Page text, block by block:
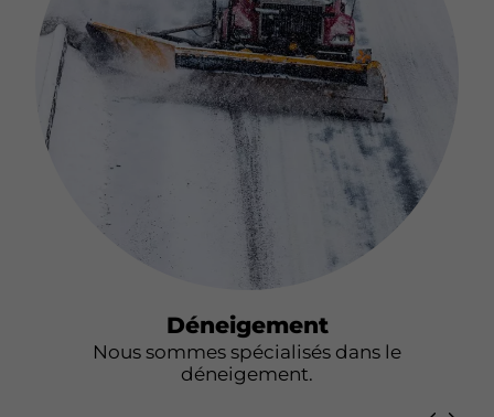
Déneigement
Nous sommes spécialisés dans le
déneigement.